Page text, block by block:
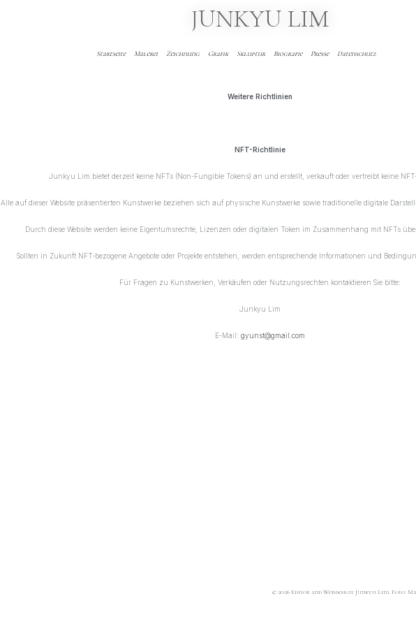
JUNKYU LIM
Startseite Malerei Zeichnung Grafik Skluptur Biografie Presse Datenschutz
Weitere Richtlinien
NFT-Richtlinie
Junkyu Lim bietet derzeit keine NFTs (Non-Fungible Tokens) an und erstellt, verkauft oder vertreibt keine NFT-
Alle auf dieser Website präsentierten Kunstwerke beziehen sich auf physische Kunstwerke sowie traditionelle digitale
Durch diese Website werden keine Eigentumsrechte, Lizenzen oder digitalen Token im Zusammenhang mit NFTs
Sollten in Zukunft NFT-bezogene Angebote oder Projekte entstehen, werden entsprechende Informationen und
Für Fragen zu Kunstwerken, Verkäufen oder Nutzungsrechten kontaktieren Sie bitte:
Junkyu Lim
E-Mail: gyunst@gmail.com
© 2026 Editor and Webdesign: Junkyu Lim. Foto: